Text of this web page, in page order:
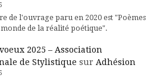
de l'ouvrage paru en 2020 est "Poèmes
de la réalité poétique".
2025 – Association
de Stylistique sur Adhésion